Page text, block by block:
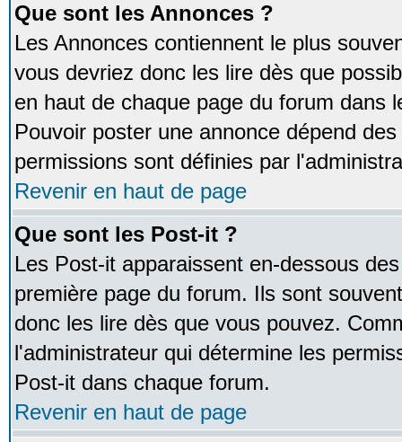
Que sont les Annonces ?
Les Annonces contiennent le plus
vous devriez donc les lire dès que
en haut de chaque page du forum dans
Pouvoir poster une annonce dépend
permissions sont définies par
Revenir en haut de page
Que sont les Post-it ?
Les Post-it apparaissent en-dessous
première page du forum. Ils sont
donc les lire dès que vous pouvez.
l'administrateur qui détermine les
Post-it dans chaque forum.
Revenir en haut de page